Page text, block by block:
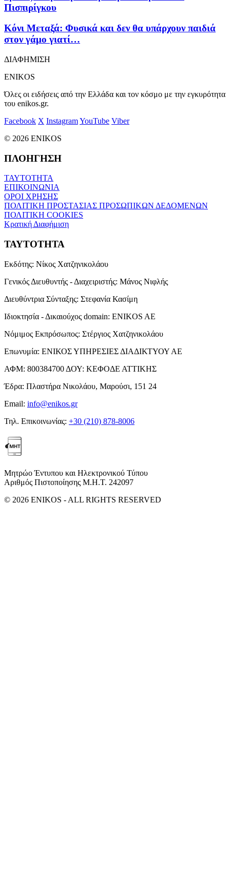
Πισπιρίγκου
Κόνι Μεταξά: Φυσικά και δεν θα υπάρχουν παιδιά
στον γάμο γιατί…
ΔΙΑΦΗΜΙΣΗ
ENIKOS
Όλες οι ειδήσεις από την Ελλάδα και τον κόσμο με την εγκυρότητα
του enikos.gr.
Facebook X InstagramYouTube Viber
© 2026 ENIKOS
ΠΛΟΗΓΗΣΗ
ΤΑΥΤΟΤΗΤΑ
ΕΠΙΚΟΙΝΩΝΙΑ
ΟΡΟΙ ΧΡΗΣΗΣ
ΠΟΛΙΤΙΚΗ ΠΡΟΣΤΑΣΙΑΣ ΠΡΟΣΩΠΙΚΩΝ ΔΕΔΟΜΕΝΩΝ
ΠΟΛΙΤΙΚΗ COOKIES
Κρατική Διαφήμιση
ΤΑΥΤΟΤΗΤΑ
Εκδότης: Νίκος Χατζηνικολάου
Γενικός Διευθυντής - Διαχειριστής: Μάνος Νιφλής
Διευθύντρια Σύνταξης: Στεφανία Κασίμη
Ιδιοκτησία - Δικαιούχος domain: ENIKOS AE
Νόμιμος Εκπρόσωπος: Στέργιος Χατζηνικολάου
Επωνυμία: ΕΝΙΚΟΣ ΥΠΗΡΕΣΙΕΣ ΔΙΑΔΙΚΤΥΟΥ ΑΕ
ΑΦΜ: 800384700 ΔΟΥ: ΚΕΦΟΔΕ ΑΤΤΙΚΗΣ
Έδρα: Πλαστήρα Νικολάου, Μαρούσι, 151 24
Email: info@enikos.gr
Τηλ. Επικοινωνίας: +30 (210) 878-8006
Μητρώο Έντυπου και Ηλεκτρονικού Τύπου
Αριθμός Πιστοποίησης Μ.Η.Τ. 242097
© 2026 ENIKOS - ALL RIGHTS RESERVED